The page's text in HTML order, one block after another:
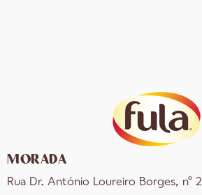
MORADA
Rua Dr. António Loureiro Borges, nº 2